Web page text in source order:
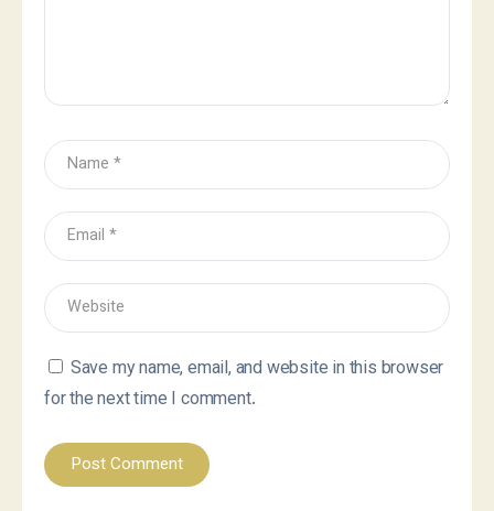
Save my name, email, and website in this browser
for the next time I comment.